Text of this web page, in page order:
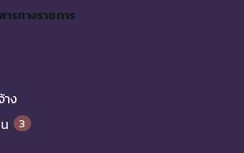
รทางราชการ
ง
3